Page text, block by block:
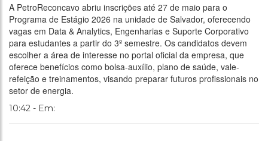
A PetroReconcavo abriu inscrições até 27 de maio para o
Programa de Estágio 2026 na unidade de Salvador, oferecendo
vagas em Data & Analytics, Engenharias e Suporte Corporativo
para estudantes a partir do 3º semestre. Os candidatos devem
escolher a área de interesse no portal oficial da empresa, que
oferece benefícios como bolsa-auxílio, plano de saúde, vale-
refeição e treinamentos, visando preparar futuros profissionais no
setor de energia.
10:42 - Em: